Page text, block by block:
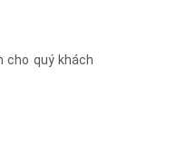
cho quý khách